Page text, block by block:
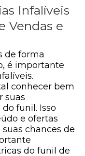
Infalíveis
Vendas e
de forma
é importante
conhecer bem
suas
funil. Isso
e ofertas
chances de
do funil de